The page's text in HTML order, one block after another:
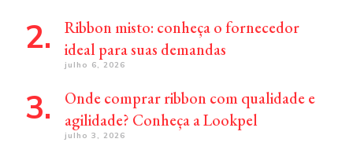
Ribbon misto: conheça o fornecedor
ideal para suas demandas
julho 6, 2026
Onde comprar ribbon com qualidade e
agilidade? Conheça a Lookpel
julho 3, 2026